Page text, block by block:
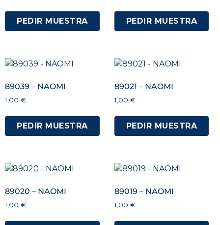
PEDIR MUESTRA PEDIR MUESTRA
89039 – NAOMI
1,00 €
PEDIR MUESTRA
89021 – NAOMI
1,00 €
PEDIR MUESTRA
89020 – NAOMI
1,00 €
89019 – NAOMI
1,00 €